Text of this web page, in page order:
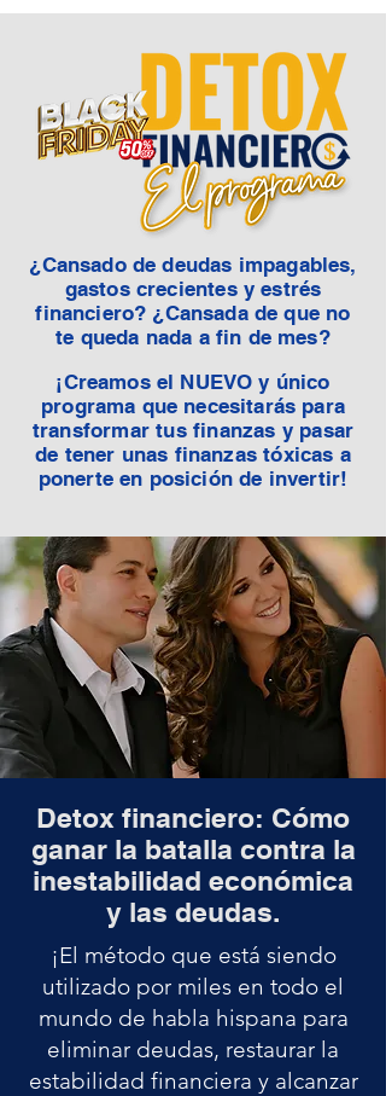
¿Cansado de deudas impagables,
gastos crecientes y estrés
financiero? ¿Cansada deque no
te queda nada a fin de mes?
¡Creamos el NUEVO y único
programa que necesitarás para
transformar tus finanzas y pasar
de tener unas finanzas tóxicas a
ponerte en posición de invertir!
Detox financiero: Cómo
ganar la batalla contra la
inestabilidad económica
y las deudas.
¡El método que está siendo
utilizado por miles en todo el
mundo de habla hispana para
eliminar deudas, restaurar la
estabilidad financiera y alcanzar